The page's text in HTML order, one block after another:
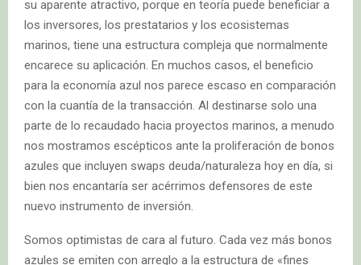
su aparente atractivo, porque en teoría puede beneficiar a
los inversores, los prestatarios y los ecosistemas
marinos, tiene una estructura compleja que normalmente
encarece su aplicación. En muchos casos, el beneficio
para la economía azul nos parece escaso en comparación
con la cuantía de la transacción. Al destinarse solo una
parte de lo recaudado hacia proyectos marinos, a menudo
nos mostramos escépticos ante la proliferación de bonos
azules que incluyen swaps deuda/naturaleza hoy en día, si
bien nos encantaría ser acérrimos defensores de este
nuevo instrumento de inversión.
Somos optimistas de cara al futuro. Cada vez más bonos
azules se emiten con arreglo a la estructura de «fines